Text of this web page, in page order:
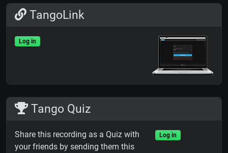
TangoLink
Log in
Tango Quiz
Share this recording as a Quiz with
your friends by sending them this
Log in